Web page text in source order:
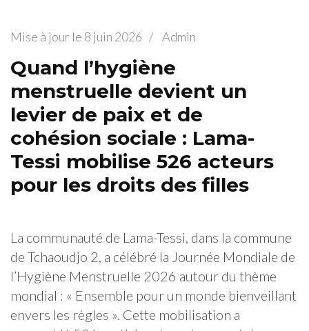
Mise à jour le 8 juin 2026 / Admin
Quand l’hygiène
menstruelle devient un
levier de paix et de
cohésion sociale : Lama-
Tessi mobilise 526 acteurs
pour les droits des filles
La communauté de Lama-Tessi, dans la commune
de Tchaoudjo 2, a célébré la Journée Mondiale de
l’Hygiène Menstruelle 2026 autour du thème
mondial : « Ensemble pour un monde bienveillant
envers les règles ». Cette mobilisation a